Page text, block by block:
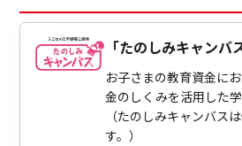
「たのしみキャンバ
お子さまの教育資金に
金のしくみを活用した学
（たのしみキャンバス
す。）